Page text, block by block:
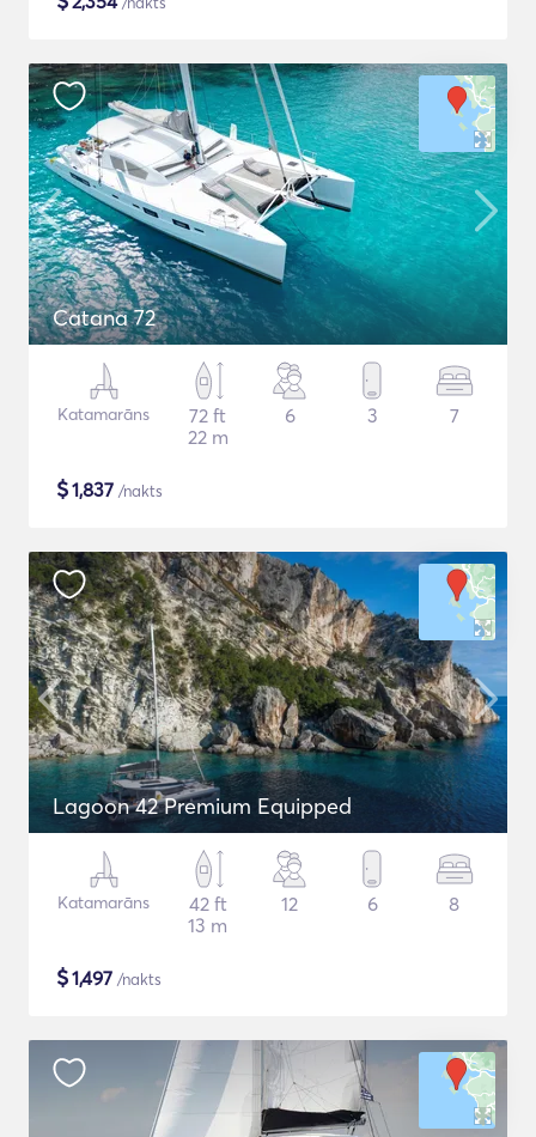
Catana 72
Katamarāns
72 ft
22 m
6 3 7
$1,837 /nakts
Lagoon 42 Premium Equipped
Katamarāns
42 ft
13 m
12 6 8
$1,497 /nakts